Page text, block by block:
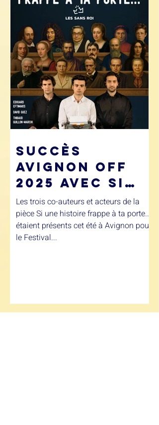
Succès
Avignon Off
2025 avec Si
une histoire
frappe à ta
porte
Les trois co-auteurs et acteurs de la
pièce Si une histoire frappe à ta porte...
étaient présents cet été à Avignon pour
le Festival...